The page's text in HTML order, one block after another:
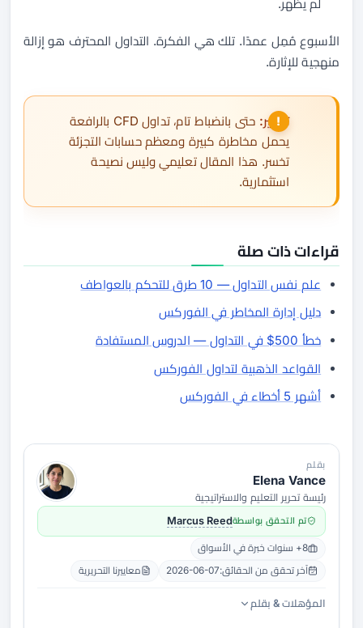
لم يظهر.
الأسبوع مُمِل عمدًا. تلك هي الفكرة. التداول المحترف هو إزالة
منهجية للإثارة.
تذكير:
حتى بانضباط تام، تداول CFD بالرافعة
يحمل مخاطرة كبيرة ومعظم حسابات التجزئة
تخسر. هذا المقال تعليمي وليس نصيحة
استثمارية.
قراءات ذات صلة
علم نفس التداول — 10 طرق للتحكم بالعواطف
دليل إدارة المخاطر في الفوركس
خطأ 500$ في التداول — الدروس المستفادة
القواعد الذهبية لتداول الفوركس
أشهر 5 أخطاء في الفوركس
بقلم
Elena Vance
رئيسة تحرير التعليم والاستراتيجية
تم التحقق بواسطةMarcus Reed
8+ سنوات خبرة في الأسواق
آخر تحقق من الحقائق:2026-06-07 معاييرنا التحريرية
المؤهلات & بقلم